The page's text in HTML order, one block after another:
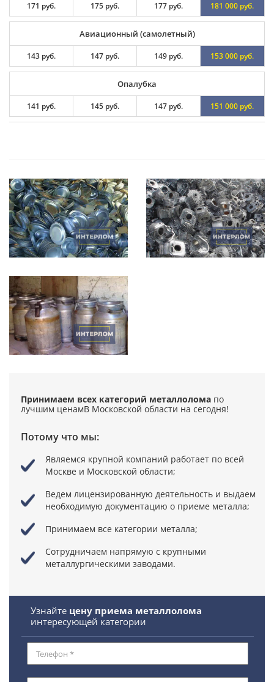
171 руб. 175 руб. 177 руб. 181 000 руб.
Авиационный (самолетный)
143 руб. 147 руб. 149 руб. 153 000 руб.
Опалубка
141 руб. 145 руб. 147 руб. 151 000 руб.
Принимаем всех категорий металлолома по
лучшим ценамВ Московской области на сегодня!
Потому что мы:
Являемся крупной компаний работает по всей
Москве и Московской области;
Ведем лицензированную деятельность и выдаем
необходимую документацию о приеме металла;
Принимаем все категории металла;
Сотрудничаем напрямую с крупными
металлургическими заводами.
Узнайте цену приема металлолома
интересующей категории